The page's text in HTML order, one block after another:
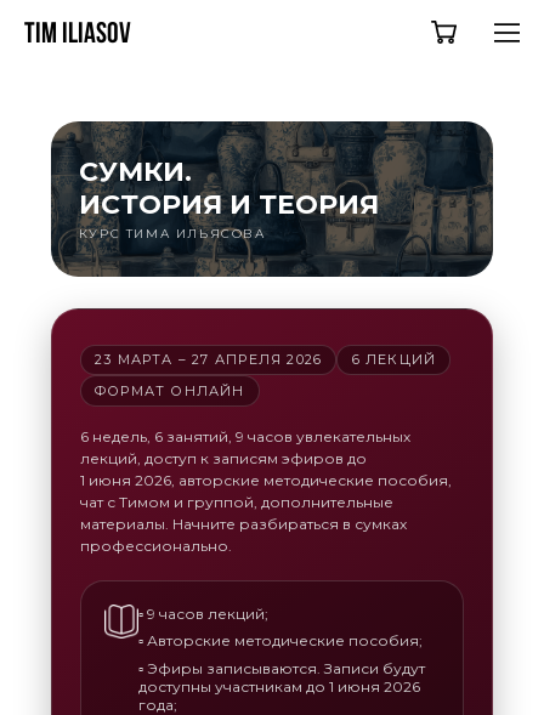
TIM ILIASOV
СУМКИ.
ИСТОРИЯ И ТЕОРИЯ
КУРС ТИМА ИЛЬЯСОВА
23 МАРТА – 27 АПРЕЛЯ 2026
6 ЛЕКЦИЙ
ФОРМАТ ОНЛАЙН
6 недель, 6 занятий, 9 часов увлекательных
лекций, доступ к записям эфиров до
1 июня 2026, авторские методические пособия,
чат с Тимом и группой, дополнительные
материалы. Начните разбираться в сумках
профессионально.
▫️ 9 часов лекций;
▫️ Авторские методические пособия;
▫️ Эфиры записываются. Записи будут
доступны участникам до 1 июня 2026
года;